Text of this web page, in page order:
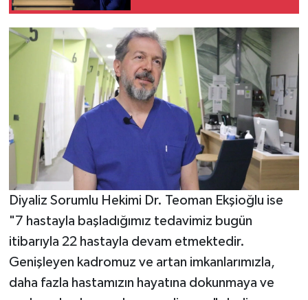
Diyaliz Sorumlu Hekimi Dr. Teoman Ekşioğlu ise
"7 hastayla başladığımız tedavimiz bugün
itibarıyla 22 hastayla devam etmektedir.
Genişleyen kadromuz ve artan imkanlarımızla,
daha fazla hastamızın hayatına dokunmaya ve